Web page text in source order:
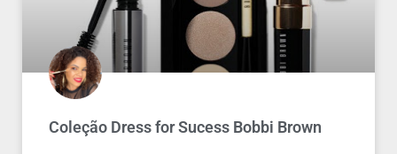
Coleção Dress for Sucess Bobbi Brown